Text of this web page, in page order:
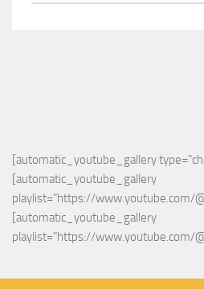
[automatic_youtube_gallery
[automatic_youtube_gallery
playlist="https://www.youtube.com/
[automatic_youtube_gallery
playlist="https://www.youtube.com/